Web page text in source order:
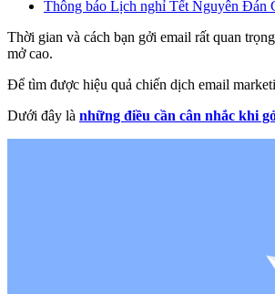
Thông báo Lịch nghỉ Tết Nguyên Đán
Thời gian và cách bạn gởi email rất quan
mở cao.
Để tìm được hiệu quả chiến dịch email
Dưới đây là những điều cần cân nhắc khi